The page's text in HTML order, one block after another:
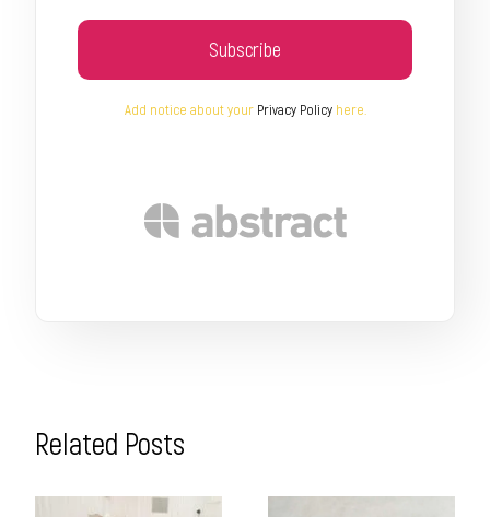
Subscribe
Add notice about your Privacy Policyhere.
Related Posts